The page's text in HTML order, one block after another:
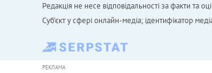
Редакція не несе відповідальності за факти та
Cуб'єкт у сфері онлайн-медіа; ідентифікатор
РЕКЛАМА